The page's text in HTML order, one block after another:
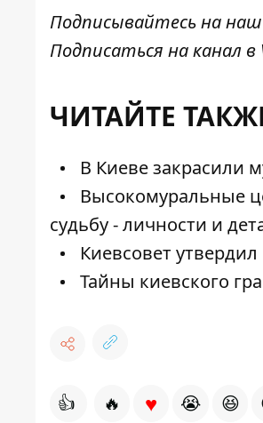
Подписывайтесь на наш
Подписаться на канал
ЧИТАЙТЕ
В Киеве закрасили
Высокомуральные
судьбу - личности и
Киевсовет
Тайны киевского
👍 🔥 ♥ 😭 😆